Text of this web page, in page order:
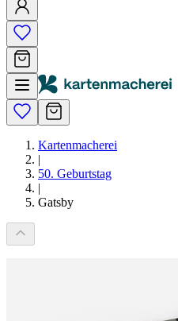
Kartenmacherei
|
50. Geburtstag
|
Gatsby